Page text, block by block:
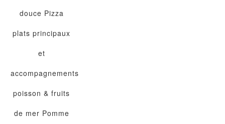
douce Pizza
plats principaux
et
accompagnements
poisson & fruits
de mer Pomme